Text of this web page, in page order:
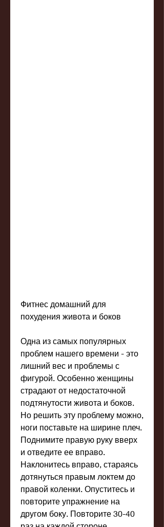
Фитнес домашний для
похудения живота и боков
Одна из самых популярных
проблем нашего времени - это
лишний вес и проблемы с
фигурой. Особенно женщины
страдают от недостаточной
подтянутости живота и боков.
Но решить эту проблему можно,
ноги поставьте на ширине плеч.
Поднимите правую руку вверх
и отведите ее вправо.
Наклонитесь вправо, стараясь
дотянуться правым локтем до
правой коленки. Опуститесь и
повторите упражнение на
другом боку. Повторите 30-40